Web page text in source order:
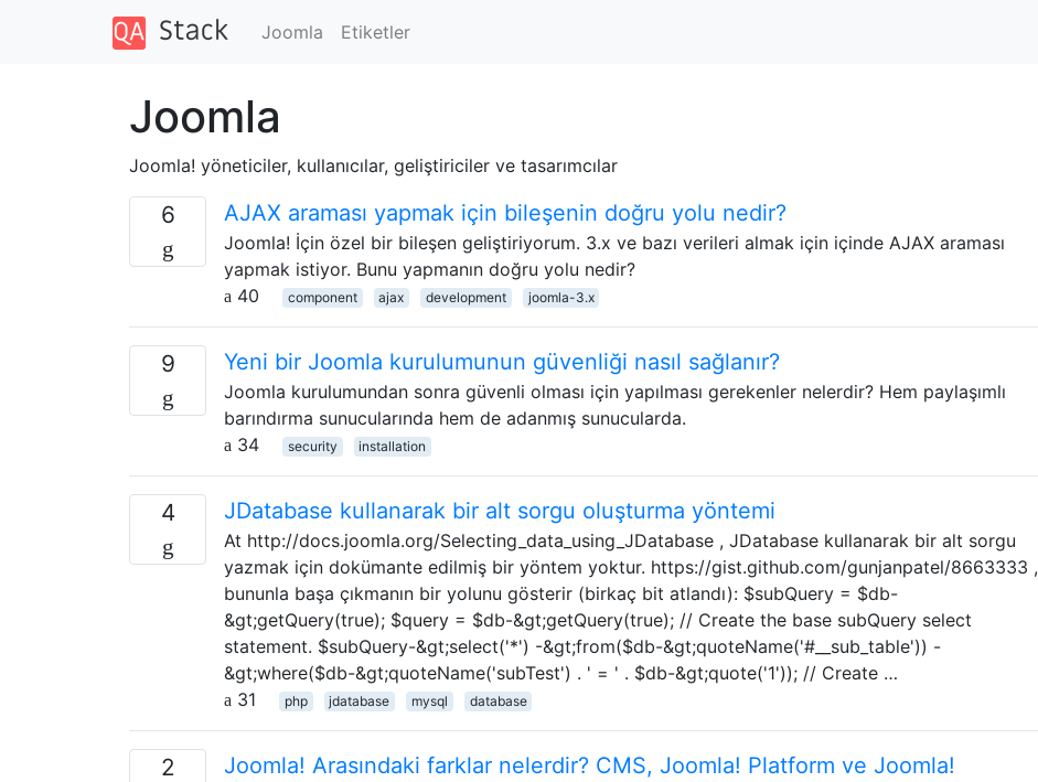
Joomla Etiketler
Joomla
Joomla! yöneticiler, kullanıcılar, geliştiriciler ve tasarımcılar
6 AJAX araması yapmak için bileşenin doğru yolu nedir?
Joomla! İçin özel bir bileşen geliştiriyorum. 3.x ve bazı verileri almak için içinde AJAX araması
yapmak istiyor. Bunu yapmanın doğru yolu nedir?
40
component ajax development joomla-3.x
9 Yeni bir Joomla kurulumunun güvenliği nasıl sağlanır?
Joomla kurulumundan sonra güvenli olması için yapılması gerekenler nelerdir? Hem paylaşımlı
barındırma sunucularında hem de adanmış sunucularda.
34
security installation
4 JDatabase kullanarak bir alt sorgu oluşturma yöntemi
At http://docs.joomla.org/Selecting_data_using_JDatabase , JDatabase kullanarak bir alt sorgu
yazmak için dokümante edilmiş bir yöntem yoktur. https://gist.github.com/gunjanpatel/8663333 ,
bununla başa çıkmanın bir yolunu gösterir (birkaç bit atlandı): $subQuery = $db-
&gt;getQuery(true); $query = $db-&gt;getQuery(true); // Create the base subQuery select
statement. $subQuery-&gt;select('*') -&gt;from($db-&gt;quoteName('#__sub_table')) -
&gt;where($db-&gt;quoteName('subTest') . ' = ' . $db-&gt;quote('1')); // Create …
31
php jdatabase mysql database
2
Joomla! Arasındaki farklar nelerdir? CMS, Joomla! Platform ve Joomla!